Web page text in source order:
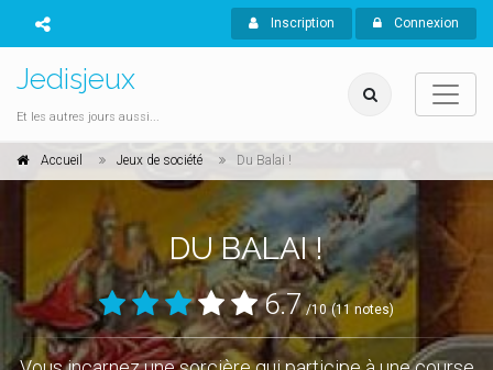
Inscription Connexion
Jedisjeux
Et les autres jours aussi...
Accueil Jeux de société Du Balai !
DU BALAI !
6.7 /10 (11 notes)